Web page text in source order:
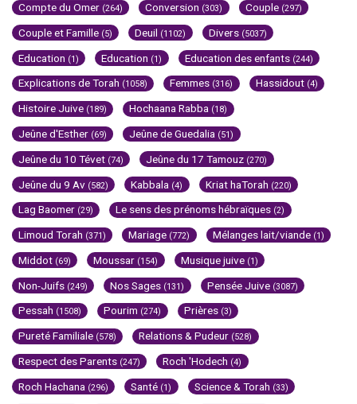
Compte du Omer (264) Conversion (303) Couple (297)
Couple et Famille (5) Deuil (1102) Divers (5037)
Education (1) Education (1) Education des enfants (244)
Explications de Torah (1058) Femmes (316) Hassidout (4)
Histoire Juive (189) Hochaana Rabba (18)
Jeûne d'Esther (69) Jeûne de Guedalia (51)
Jeûne du 10 Tévet (74) Jeûne du 17 Tamouz (270)
Jeûne du 9 Av (582) Kabbala (4) Kriat haTorah (220)
Lag Baomer (29) Le sens des prénoms hébraïques (2)
Limoud Torah (371) Mariage (772) Mélanges lait/viande (1)
Middot (69) Moussar (154) Musique juive (1)
Non-Juifs (249) Nos Sages (131) Pensée Juive (3087)
Pessah (1508) Pourim (274) Prières (3)
Pureté Familiale (578) Relations & Pudeur (528)
Respect des Parents (247) Roch 'Hodech (4)
Roch Hachana (296) Santé (1) Science & Torah (33)